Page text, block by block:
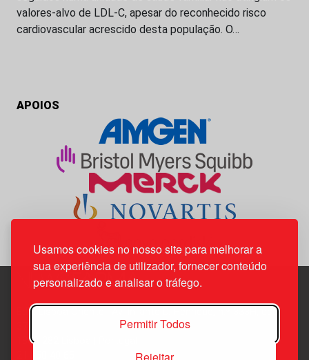
Usamos cookies no nosso site para melhorar a
sua experiência de utilizador, fornecer conteúdo
personalizado e analisar o tráfego.
Permitir Todos
valores-alvo de LDL-C, apesar do reconhecido risco
cardiovascular acrescido desta população. O…
APOIOS
Edif. Lisboa Oriente | Av. Infante D. Henrique, n.º 333H, esc.
1800-282 Lisboa | Portugal